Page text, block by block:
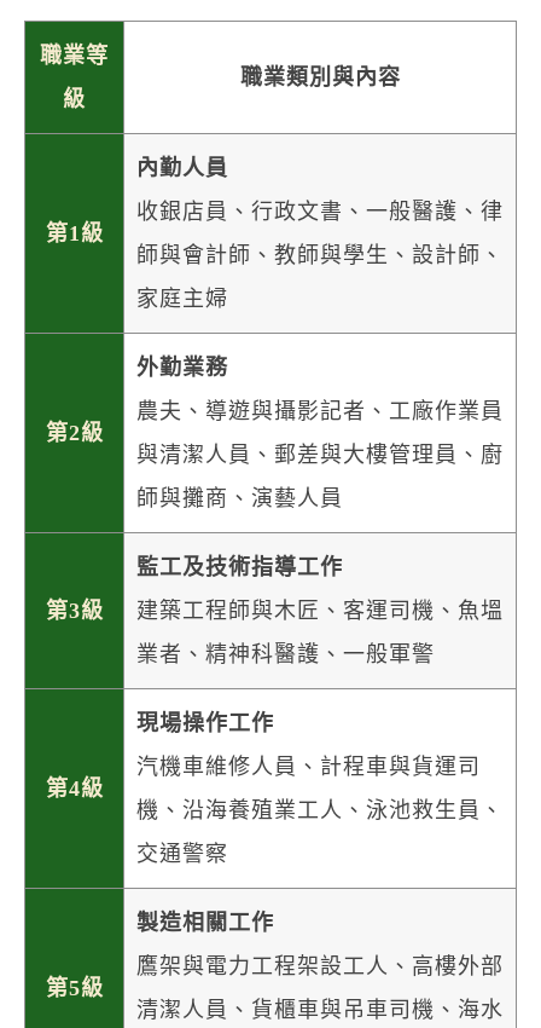
職業等
級
職業類別與內容
第1級
內勤人員
收銀店員、行政文書、一般醫護、律
師與會計師、教師與學生、設計師、
家庭主婦
第2級
外勤業務
農夫、導遊與攝影記者、工廠作業員
與清潔人員、郵差與大樓管理員、廚
師與攤商、演藝人員
第3級
監工及技術指導工作
建築工程師與木匠、客運司機、魚塭
業者、精神科醫護、一般軍警
第4級
現場操作工作
汽機車維修人員、計程車與貨運司
機、沿海養殖業工人、泳池救生員、
交通警察
第5級
製造相關工作
鷹架與電力工程架設工人、高樓外部
清潔人員、貨櫃車與吊車司機、海水